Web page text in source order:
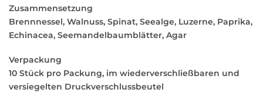
Zusammensetzung
Brennnessel, Walnuss, Spinat, Seealge, Luzerne, Paprika,
Echinacea, Seemandelbaumblätter, Agar
Verpackung
10 Stück pro Packung, im wiederverschließbaren und
versiegelten Druckverschlussbeutel